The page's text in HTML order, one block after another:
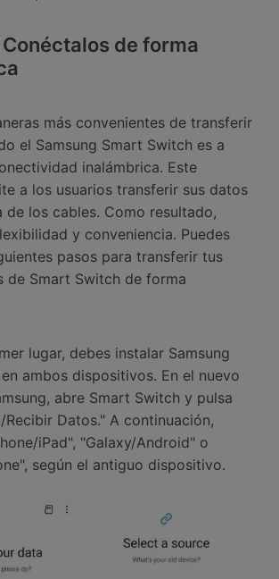
de forma
más convenientes de transferir
el Samsung Smart Switch es a
inalámbrica.󠀲󠀡󠀤󠀥󠀠󠀤󠀡󠀥󠀢󠀳󠀰 Este
a los usuarios transferir sus datos
de los cables.󠀲󠀡󠀤󠀥󠀠󠀤󠀡󠀥󠀣󠀳󠀰 Como resultado,
y conveniencia.󠀲󠀡󠀤󠀥󠀠󠀤󠀡󠀥󠀤󠀳󠀰 Puedes
pasos para transferir tus
de Smart Switch de forma
lugar, debes instalar Samsung
ambos dispositivos.󠀲󠀡󠀤󠀥󠀠󠀤󠀡󠀥󠀧󠀳󠀰 En el nuevo
abre Smart Switch y pulsa
Recibir Datos." A continuación,
iPad", "Galaxy/Android" o
según el antiguo dispositivo.󠀲󠀡󠀤󠀥󠀠󠀤󠀡󠀥󠀩󠀳